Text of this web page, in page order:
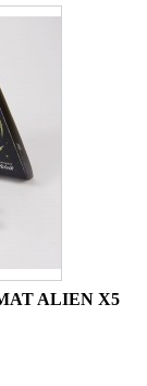
ALIEN X5